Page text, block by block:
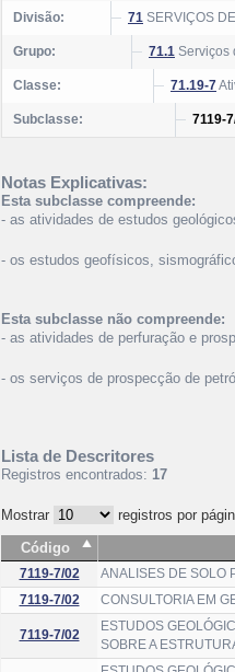
Divisão: 71 SERVIÇOS
Grupo: 71.1 Serviços
Classe: 71.19-7
Subclasse: 7119-
Notas Explicativas:
Esta subclasse compreende:
- as atividades de estudos
- os estudos geofísicos,
Esta subclasse não compreende:
- as atividades de perfuração e
- os serviços de prospecção de
Lista de Descritores
Registros encontrados: 17
Mostrar
registros por
Código
7119-7/02
ANALISES DE SOLO
7119-7/02
CONSULTORIA EM
7119-7/02
ESTUDOS
SOBRE A